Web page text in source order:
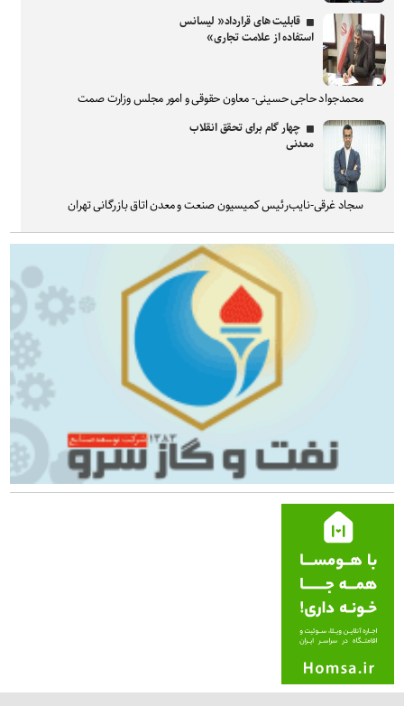
قابلیت های قرارداد« لیسانس
استفاده از علامت تجاری»
محمدجواد حاجی حسینی- معاون حقوقی و امور مجلس وزارت صمت
چهار گام برای تحقق انقلاب
معدنی
سجاد غرقی-نایب‌رئیس کمیسیون صنعت و معدن اتاق بازرگانی تهران